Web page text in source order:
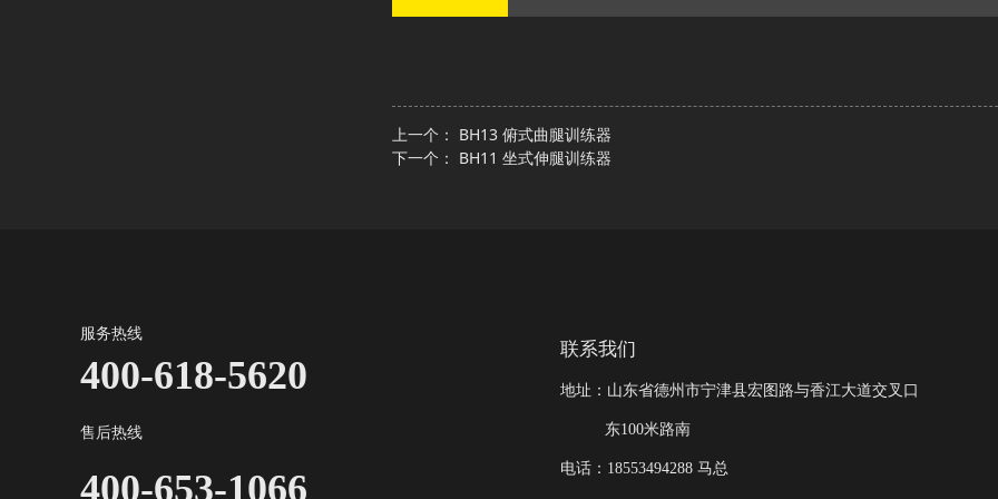
上一个： BH13 俯式曲腿训练器
下一个： BH11 坐式伸腿训练器
服务热线
400-618-5620
售后热线
400-653-1066
联系我们
地址：山东省德州市宁津县宏图路与香江大道交叉口
东100米路南
电话：18553494288 马总